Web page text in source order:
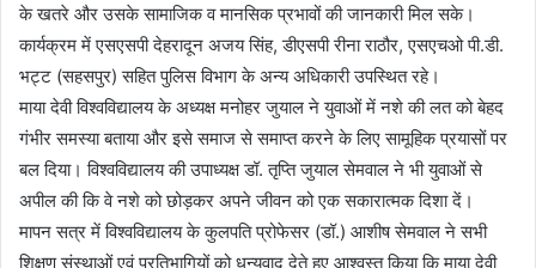
के खतरे और उसके सामाजिक व मानसिक प्रभावों की जानकारी मिल सके।
कार्यक्रम में एसएसपी देहरादून अजय सिंह, डीएसपी रीना राठौर, एसएचओ पी.डी.
भट्ट (सहसपुर) सहित पुलिस विभाग के अन्य अधिकारी उपस्थित रहे।
माया देवी विश्वविद्यालय के अध्यक्ष मनोहर जुयाल ने युवाओं में नशे की लत को बेहद
गंभीर समस्या बताया और इसे समाज से समाप्त करने के लिए सामूहिक प्रयासों पर
बल दिया। विश्वविद्यालय की उपाध्यक्ष डॉ. तृप्ति जुयाल सेमवाल ने भी युवाओं से
अपील की कि वे नशे को छोड़कर अपने जीवन को एक सकारात्मक दिशा दें।
मापन सत्र में विश्वविद्यालय के कुलपति प्रोफेसर (डॉ.) आशीष सेमवाल ने सभी
शिक्षण संस्थाओं एवं प्रतिभागियों को धन्यवाद देते हुए आश्वस्त किया कि माया देवी